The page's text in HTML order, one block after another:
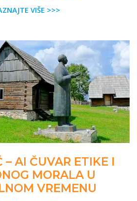
VIŠE >>>
– AI ČUVAR ETIKE I
MORALA U
VREMENU